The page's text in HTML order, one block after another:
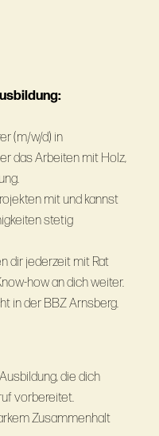
(m/w/d) in
das Arbeiten mit Holz,
mit und kannst
stetig
dir jederzeit mit Rat
how an dich weiter.
in der BBZ Arnsberg.
die dich
vorbereitet.
Zusammenhalt